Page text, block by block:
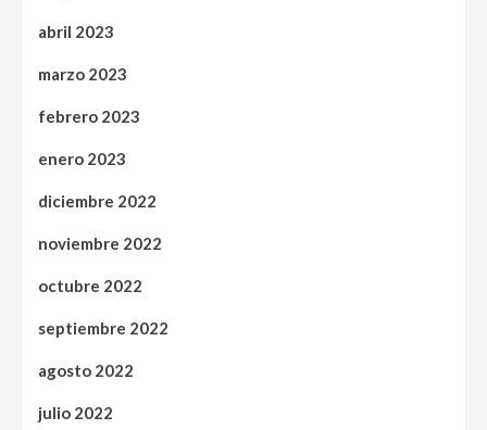
abril 2023
marzo 2023
febrero 2023
enero 2023
diciembre 2022
noviembre 2022
octubre 2022
septiembre 2022
agosto 2022
julio 2022